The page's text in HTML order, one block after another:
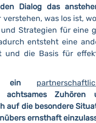
Dialog das
verstehen, was los ist,
Strategien für eine
entsteht eine
und die Basis für
ein
achtsames Zuhören
auf die besondere
ernsthaft